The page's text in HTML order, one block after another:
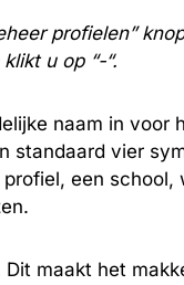
profielen”
u op “-“.
naam in voor
standaard vier
een school,
maakt het